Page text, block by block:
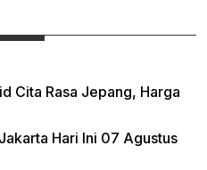
Cita Rasa Jepang, Harga
Hari Ini 07 Agustus